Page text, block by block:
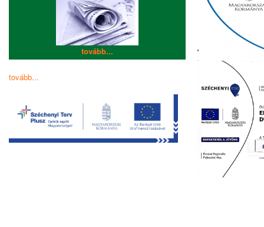
tovább...
tovább...